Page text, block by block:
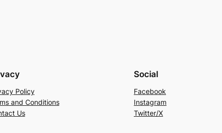
Policy
and Conditions
Us
Social
Facebook
Instagram
Twitter/X